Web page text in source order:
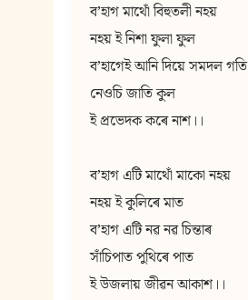
বʼহাগ মাথোঁ বিহুতলী নহয়
নহয় ই নিশা ফুলা ফুল
বʼহাগেই আনি দিয়ে সমদল গতি
নেওচি জাতি কুল
ই প্রভেদক কৰে নাশ।।
বʼহাগ এটি মাথোঁ মাকো নহয়
নহয় ই কুলিৰে মাত
বʼহাগ এটি নৱ নৱ চিন্তাৰ
সাঁচিপাত পুথিৰে পাত
ই উজলায় জীৱন আকাশ।।